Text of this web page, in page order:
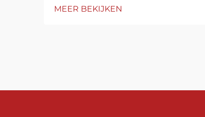
instrumenten geworden in tal van
MEER BEKIJKEN